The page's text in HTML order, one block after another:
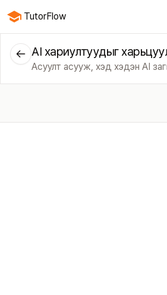
TutorFlow
Бүх боломжКурсууд
AI хариултуудыг
Асуулт асууж, хэд хэдэн AI